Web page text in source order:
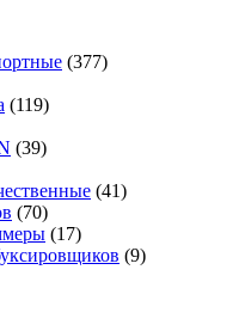
(377)
(119)
(39)
(41)
(70)
(17)
(9)